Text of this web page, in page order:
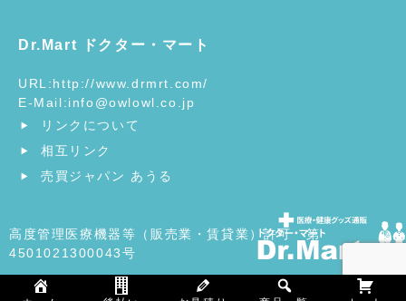
Dr.Mart ドクター・マート
URL:http://www.drmrt.com/
E-Mail:info@owlowl.co.jp
リンクについて
相互リンク
売買ジャパン あうる
高度管理医療機器等（販売業・賃貸業）許可 第
4501021300043号
ヘルスケア・医療用品の総合ショッピングモール | ドクタ